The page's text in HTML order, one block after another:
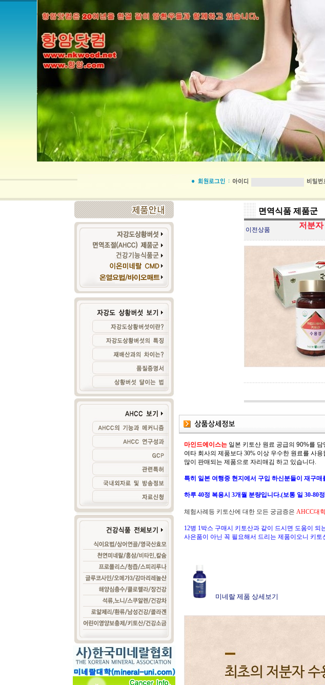
면역식품 제품군
이전상품
저분
마인드에이스는 일본 키토산 원료 공급의 90%를
여타 회사의 제품보다 30% 이상 우수한 원료를 사
많이 판매되는 제품으로 자리매김 하고 있습니다.
특히 일본 여행중 현지에서 구입 하신분들이 재구
하루 40정 복용시 3개월 분량입니다.(보통 일 30-80
체험사례등 키토산에 대한 모든 궁금증은 AHCC대
12병 1박스 구매시 키토산과 같이 드시면 도움이 되
사은품이 아닌 꼭 필요해서 드리는 제품이오니 키
미네랄 제품 상세보기